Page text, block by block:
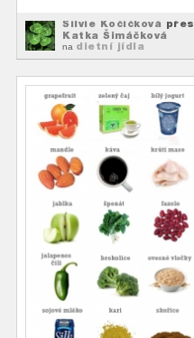
Silvie Kočičková přes
Katka Šimáčková
na dietní jídla